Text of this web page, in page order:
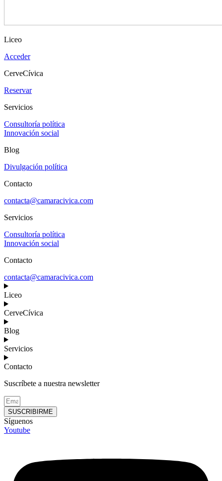
Liceo
Acceder
CerveCívica
Reservar
Servicios
Consultoría política
Innovación social
Blog
Divulgación política
Contacto
contacta@camaracivica.com
Servicios
Consultoría política
Innovación social
Contacto
contacta@camaracivica.com
Liceo
CerveCívica
Blog
Servicios
Contacto
Suscríbete a nuestra newsletter
SUSCRIBIRME
Síguenos
Youtube